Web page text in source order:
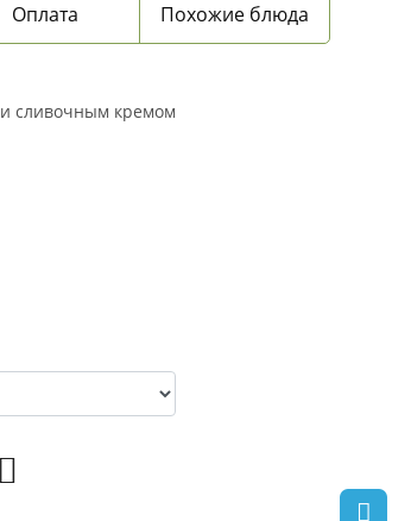
Оплата Похожие блюда
сливочным кремом